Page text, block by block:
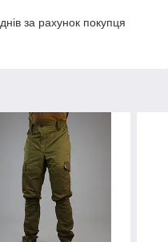
за рахунок покупця